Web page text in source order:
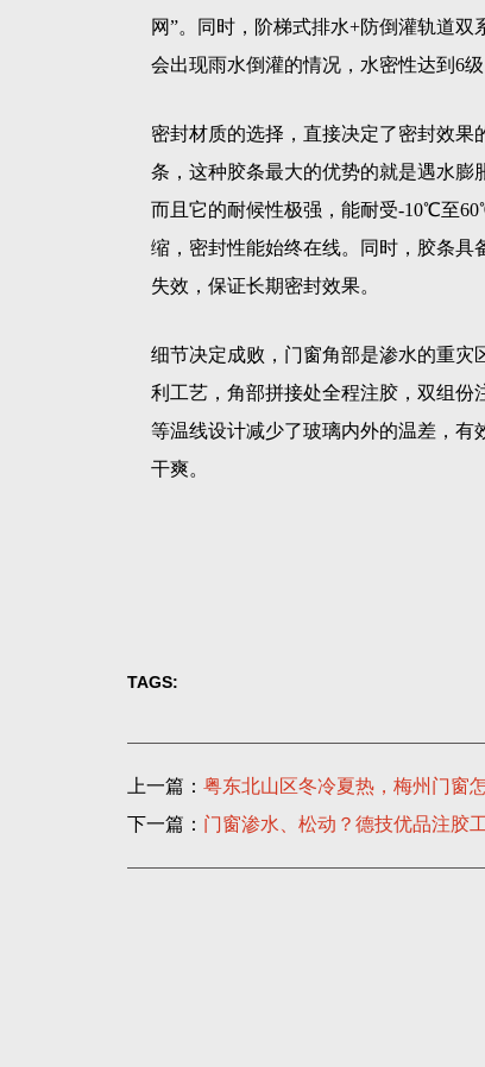
网”。同时，阶梯式排水+防倒灌轨道
会出现雨水倒灌的情况，水密性达到6
密封材质的选择，直接决定了密封效
条，这种胶条最大的优势的就是遇水
而且它的耐候性极强，能耐受-10℃至
缩，密封性能始终在线。同时，胶条
失效，保证长期密封效果。
细节决定成败，门窗角部是渗水的重灾
利工艺，角部拼接处全程注胶，双组份
等温线设计减少了玻璃内外的温差，
干爽。
TAGS:
上一篇： 粤东北山区冬冷夏热，梅州门窗
下一篇： 门窗渗水、松动？德技优品注胶